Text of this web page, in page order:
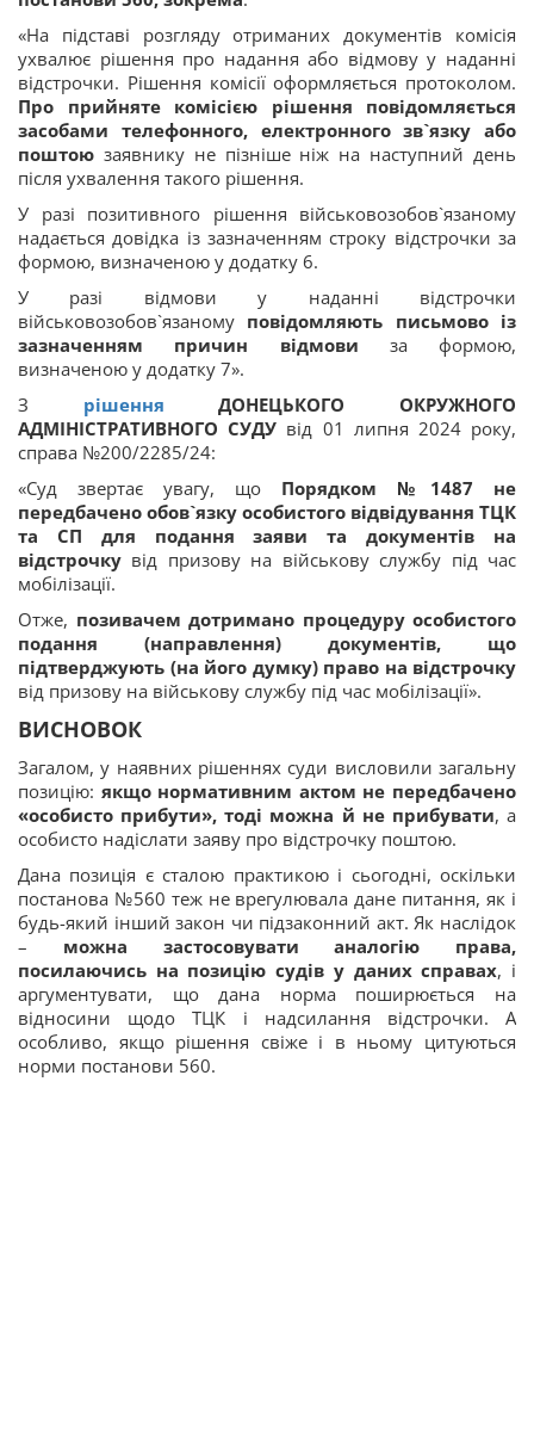
«На підставі розгляду отриманих документів комісія
ухвалює рішення про надання або відмову у наданні
відстрочки. Рішення комісії оформляється протоколом.
Про прийняте комісією рішення повідомляється
засобами телефонного, електронного зв`язку або
поштою заявнику не пізніше ніж на наступний день
після ухвалення такого рішення.
У разі позитивного рішення військовозобов`язаному
надається довідка із зазначенням строку відстрочки за
формою, визначеною у додатку 6.
У разі відмови у наданні відстрочки
військовозобов`язаному повідомляють письмово із
зазначенням причин відмови за формою,
визначеною у додатку 7».
З рішення
ДОНЕЦЬКОГО ОКРУЖНОГО
АДМІНІСТРАТИВНОГО СУДУ від 01 липня 2024 року,
справа №200/2285/24:
«Суд звертає увагу, що Порядком №1487 не
передбачено обов`язку особистого відвідування ТЦК
та СП для подання заяви та документів на
відстрочку від призову на військову службу під час
мобілізації.
Отже, позивачем дотримано процедуру особистого
подання (направлення) документів, що
підтверджують (на його думку) право на відстрочку
від призову на військову службу під час мобілізації».
ВИСНОВОК
Загалом, у наявних рішеннях суди висловили загальну
позицію: якщо нормативним актом не передбачено
«особисто прибути», тоді можна й не прибувати, а
особисто надіслати заяву про відстрочку поштою.
Дана позиція є сталою практикою і сьогодні, оскільки
постанова №560 теж не врегулювала дане питання, як і
будь-який інший закон чи підзаконний акт. Як наслідок
– можна застосовувати аналогію права,
посилаючись на позицію судів у даних справах, і
аргументувати, що дана норма поширюється на
відносини щодо ТЦК і надсилання відстрочки. А
особливо, якщо рішення свіже і в ньому цитуються
норми постанови 560.